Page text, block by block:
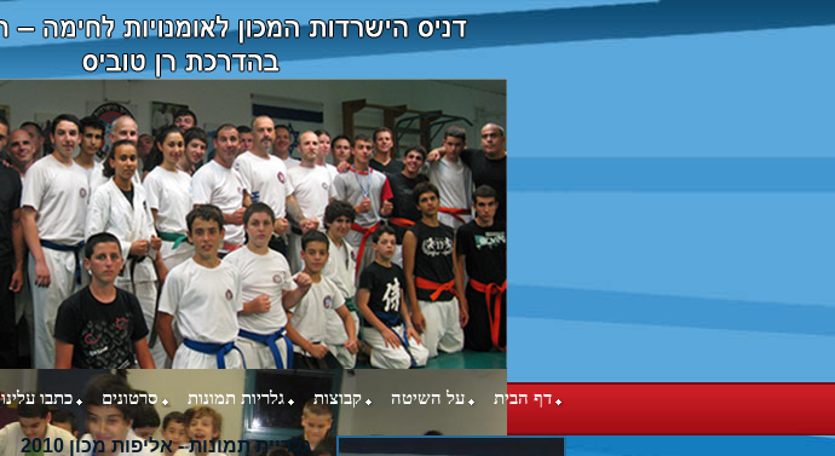
דף הבית על השיטה קבוצות גלריות תמונות סרטונים כתבו עלינו
גלריית תמונות - אליפות מכון 2010